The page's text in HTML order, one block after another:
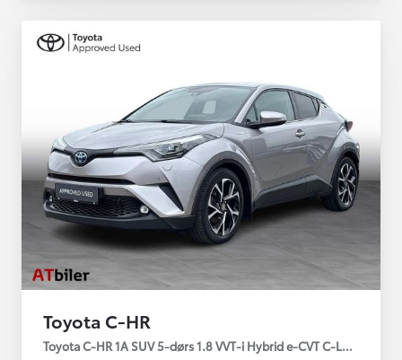
Toyota C-HR
Toyota C-HR 1A SUV 5-dørs 1.8 VVT-i Hybrid e-CVT C-LUB -